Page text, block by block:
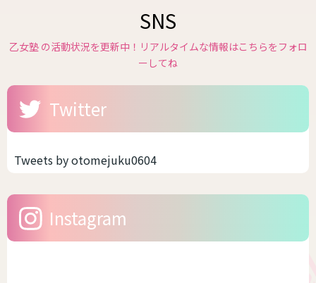
身長・プラスサイズのトラン
スジェンダー女性におススメ
できるファッションブランド
ど紹介致します。 ぜひ参考に
してみてください
高身
長・プラスサイズのトランス
ョンブランド Nissen - SMILE
LAND（ニッセン スマイルラ
門ブランドです • ...
悩みがある方にこそ着て欲し
いファッションの１つです。
体型を寸胴に作るのが一番綺
長いのを短くして着る前提な
SNS
乙女塾 の活動状況を更新中！リアルタイムな情報はこちらをフォロ
ーしてね
Twitter
Tweets by otomejuku0604
Instagram